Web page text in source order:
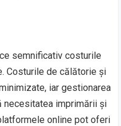
semnificativ costurile
Costurile de călătorie și
iar gestionarea
necesitatea imprimării și
online pot oferi